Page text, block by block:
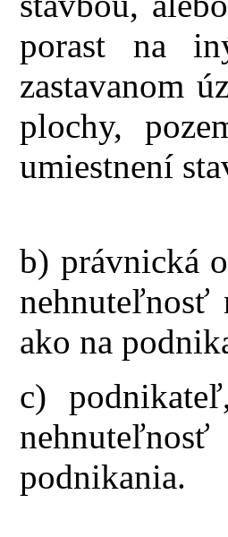
porast na
zastavanom
plochy,
umiestnení
b) právnická
nehnuteľnosť
ako na
c)
podnikania.